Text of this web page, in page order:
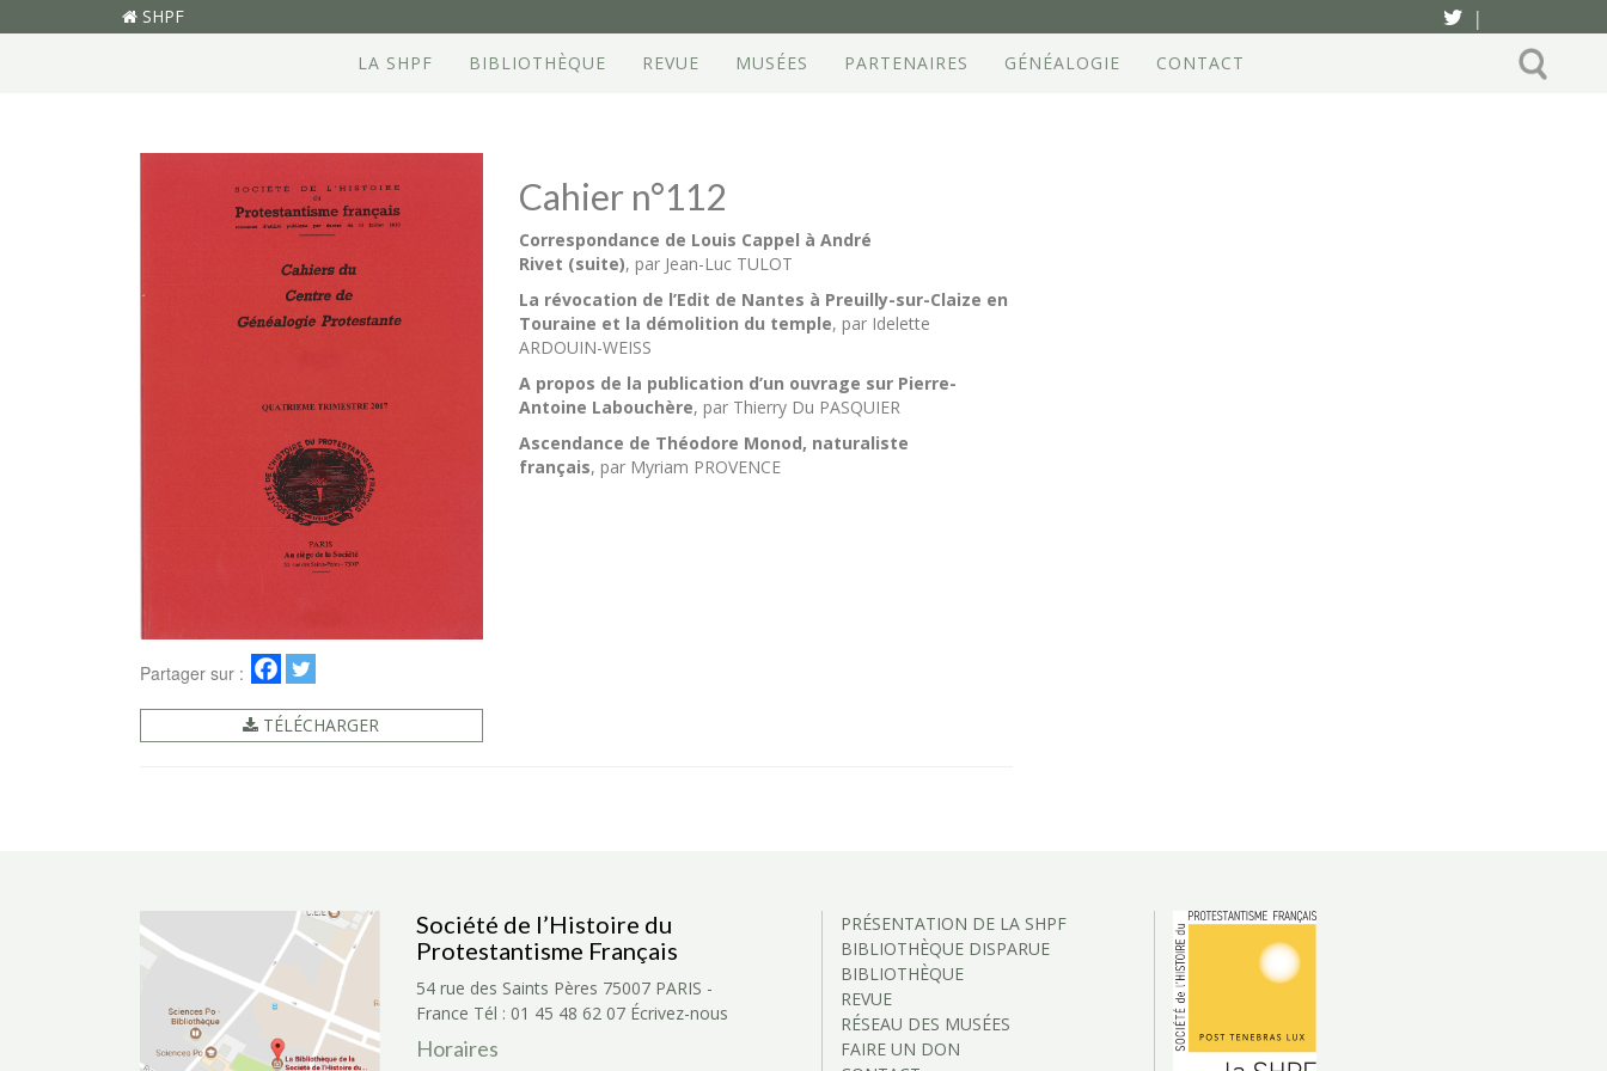
SHPF |
LA SHPF BIBLIOTHÈQUE REVUE MUSÉES PARTENAIRES GÉNÉALOGIE CONTACT
Partager sur :
TÉLÉCHARGER
Cahier n°112
Correspondance de Louis Cappel à André
Rivet (suite), par Jean-Luc TULOT
La révocation de l’Edit de Nantes à Preuilly-sur-Claize en
Touraine et la démolition du temple, par Idelette
ARDOUIN-WEISS
A propos de la publication d’un ouvrage sur Pierre-
Antoine Labouchère, par Thierry Du PASQUIER
Ascendance de Théodore Monod, naturaliste
français, par Myriam PROVENCE
Société de l’Histoire du
Protestantisme Français
54 rue des Saints Pères 75007 PARIS -
France Tél : 01 45 48 62 07 Écrivez-nous
Horaires
PRÉSENTATION DE LA SHPF
BIBLIOTHÈQUE DISPARUE
BIBLIOTHÈQUE
REVUE
RÉSEAU DES MUSÉES
FAIRE UN DON